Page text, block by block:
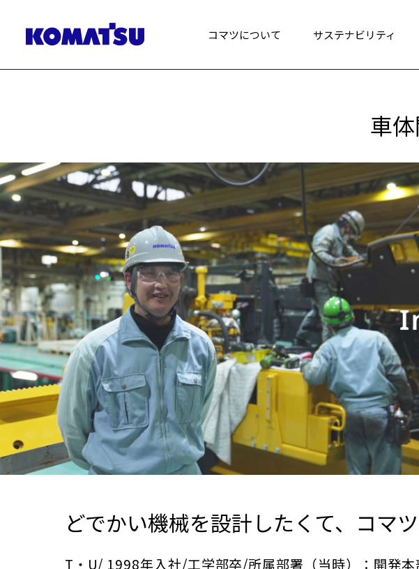
コマツについて サステナビリティ
車
どでかい機械を設計したくて、コマ
T・U/ 1998年入社/工学部卒/所属部署（当時）：開発